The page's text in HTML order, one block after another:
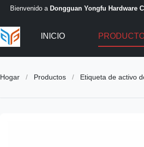
Bienvenido a Dongguan Yongfu Hardware
INICIO
Hogar / Productos / Etiqueta de activo